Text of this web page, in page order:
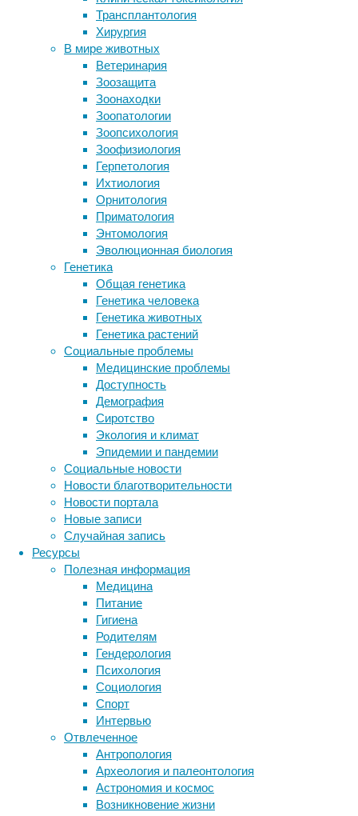
Трансплантология
Хирургия
В мире животных
Ветеринария
Зоозащита
Зоонаходки
Зоопатологии
Зоопсихология
Зоофизиология
Герпетология
Ихтиология
Орнитология
Приматология
Энтомология
Эволюционная биология
Генетика
Общая генетика
Генетика человека
Генетика животных
Генетика растений
Социальные проблемы
Медицинские проблемы
Доступность
Демография
Сиротство
Экология и климат
Эпидемии и пандемии
Социальные новости
Новости благотворительности
Новости портала
Новые записи
Случайная запись
Ресурсы
Полезная информация
Медицина
Питание
Гигиена
Родителям
Гендерология
Психология
Социология
Спорт
Интервью
Отвлеченное
Антропология
Археология и палеонтология
Астрономия и космос
Возникновение жизни
Чтобы
выяснить,
связано
ли
количество
ежедневных
шагов
депрессией
во
взрослом
возрасте,
международная
исследовательская
группа
проанализировала
данные
33
исследований,
которых
участвовали
почти
100
тысяч
человек.
Ежедневные
физические
упражнения
играют
важную
роль
снижении
риска
сердечно-
сосудистых
заболеваний
смертности
клонированием
Как флавоноиды защищают
кровеносные сосуды
Конкурс грантов для организаций
«Имплементация Конвенции о
правах инвалидов на местном
уровне — ПОВЕСТКА 50»
Биологи назвали гены, которые
делают млекопитающих
долгожителями
Отдых вместо зубрежки: перед
экзаменом рекомендуется
подремать
Следите за новостями
Метки